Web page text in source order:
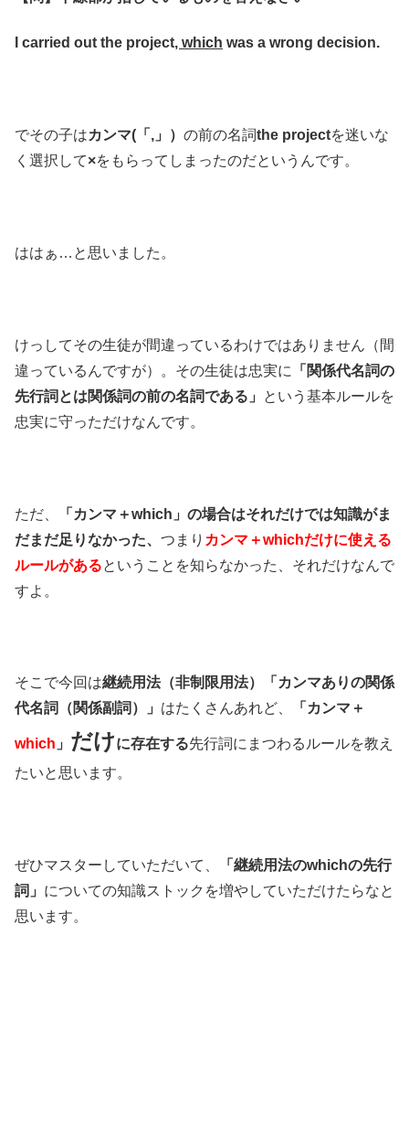
I carried out the project, which was a wrong decision.
でその子はカンマ(「,」） の前の名詞the projectを迷いな
く選択して×をもらってしまったのだというんです。
ははぁ…と思いました。
けっしてその生徒が間違っているわけではありません（間
違っているんですが）。その生徒は忠実に
「関係代名詞の
先行詞とは関係詞の前の名詞である」
という基本ルールを
忠実に守っただけなんです。
ただ、
「カンマ＋which」の場合はそれだけでは知識がま
だまだ足りなかった、 つまり カンマ＋whichだけに使える
ルールがあるということを知らなかった、それだけなんで
すよ。
そこで今回は継続用法（非制限用法）「カンマありの関係
代名詞（関係副詞）」 はたくさんあれど、 「カンマ＋
which 」 だけに存在する先行詞にまつわるルールを教え
たいと思います。
ぜひマスターしていただいて、
「継続用法のwhichの先行
詞」 についての知識ストックを増やしていただけたらなと
思います。